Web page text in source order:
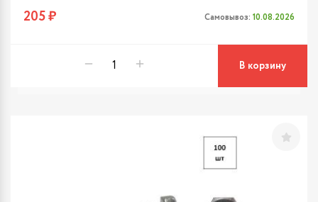
205 ₽ Самовывоз: 10.08.2026
В корзину